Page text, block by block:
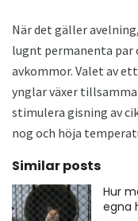
När det gäller
lugnt permanenta
avkommor. Valet av
ynglar växer
stimulera gisning av
nog och höja
Similar posts
Hur
egna